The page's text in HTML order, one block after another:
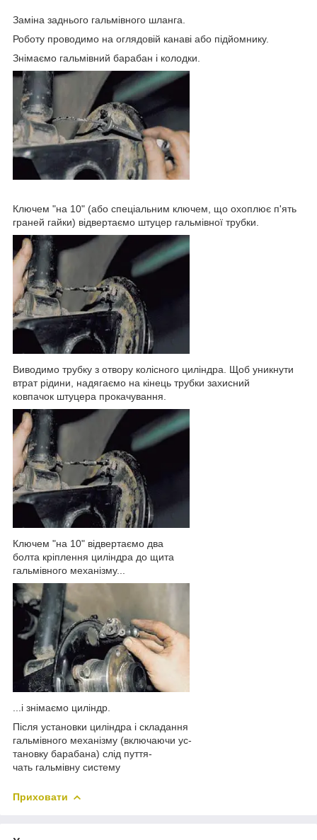
Заміна заднього гальмівного шланга.
Роботу проводимо на оглядовій канаві або підйомнику.
Знімаємо гальмівний барабан і колодки.
Ключем "на 10" (або спеціальним ключем, що охоплює п'ять
граней гайки) відвертаємо штуцер гальмівної трубки.
Виводимо трубку з отвору колісного циліндра. Щоб уникнути
втрат рідини, надягаємо на кінець трубки захисний
ковпачок штуцера прокачування.
Ключем "на 10" відвертаємо два
болта кріплення циліндра до щита
гальмівного механізму...
...і знімаємо циліндр.
Після установки циліндра і складання
гальмівного механізму (включаючи ус-
тановку барабана) слід пуття-
чать гальмівну систему
Приховати